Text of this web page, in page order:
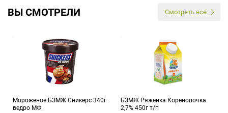
ВЫ СМОТРЕЛИ Смотреть все
Мороженое БЗМЖ Сникерс 340г
ведро МФ
БЗМЖ Ряженка Кореновочка
2,7% 450г т/п